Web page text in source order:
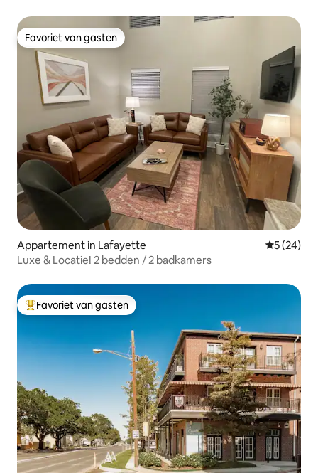
Favoriet van gasten
Favoriet van gasten
Appartement in Lafayette
5 (24)
Luxe & Locatie! 2 bedden / 2 badkamers
Topfavoriet van gasten
Favoriet van gasten